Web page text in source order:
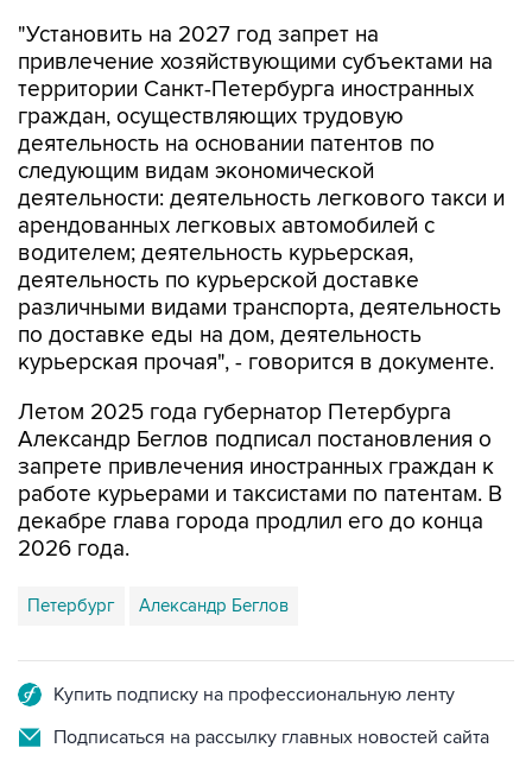
"Установить на 2027 год запрет на
привлечение хозяйствующими субъектами на
территории Санкт-Петербурга иностранных
граждан, осуществляющих трудовую
деятельность на основании патентов по
следующим видам экономической
деятельности: деятельность легкового такси и
арендованных легковых автомобилей с
водителем; деятельность курьерская,
деятельность по курьерской доставке
различными видами транспорта, деятельность
по доставке еды на дом, деятельность
курьерская прочая", - говорится в документе.
Летом 2025 года губернатор Петербурга
Александр Беглов подписал постановления о
запрете привлечения иностранных граждан к
работе курьерами и таксистами по патентам. В
декабре глава города продлил его до конца
2026 года.
Петербург Александр Беглов
Купить подписку на профессиональную ленту
Подписаться на рассылку главных новостей сайта